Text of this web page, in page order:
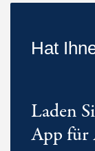
Hat
Laden
App für